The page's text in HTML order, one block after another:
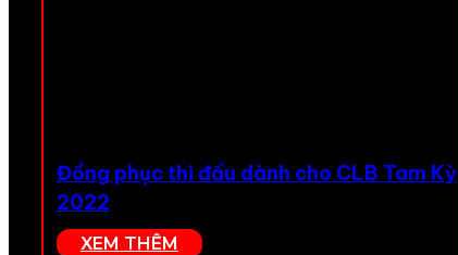
Đồng phục thi đấu dành cho CLB Tam Kỳ
2022
XEM THÊM